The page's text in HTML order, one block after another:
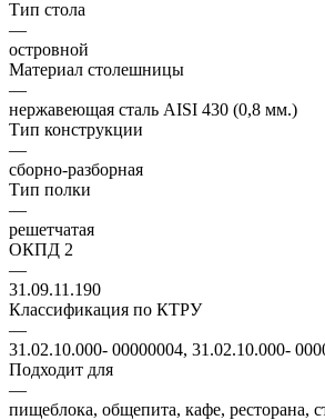
Тип стола
—
островной
Материал столешницы
—
нержавеющая сталь AISI 430 (0,8 мм.)
Тип конструкции
—
сборно-разборная
Тип полки
—
решетчатая
ОКПД 2
—
31.09.11.190
Классификация по КТРУ
—
31.02.10.000- 00000004, 31.02.10.000-
Подходит для
—
пищеблока, общепита, кафе, ресторана,